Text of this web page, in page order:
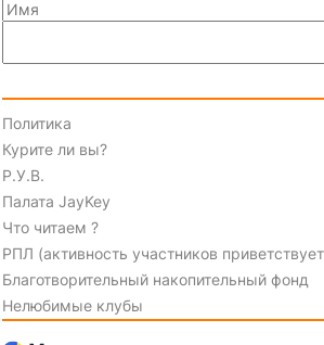
Политика
Курите ли вы?
Р.У.В.
Палата JayKey
Что читаем ?
РПЛ (активность участников
Благотворительный накопительный фонд
Нелюбимые клубы